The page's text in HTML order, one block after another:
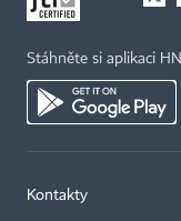
Stáhněte si aplikaci HN
Kontakty